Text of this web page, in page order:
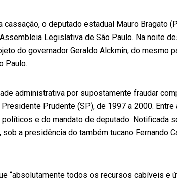
o deputado estadual Mauro Bragato
Legislativa de São Paulo. Na noite
do governador Geraldo Alckmin, do mesmo
Paulo.
administrativa por supostamente fraudar
Prudente (SP), de 1997 a 2000. Entre
e do mandato de deputado. Notificada
a presidência do também tucano Fernando
“absolutamente todos os recursos cabíveis e